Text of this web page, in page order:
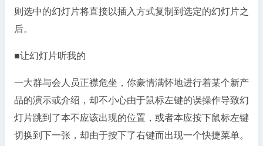
则选中的幻灯片将直接以插入方式复制到选定的幻灯片之
后。
■让幻灯片听我的
一大群与会人员正襟危坐，你豪情满怀地进行着某个新产
品的演示或介绍，却不小心由于鼠标左键的误操作导致幻
灯片跳到了本不应该出现的位置，或者本应按下鼠标左键
切换到下一张，却由于按下了右键而出现一个快捷菜单。